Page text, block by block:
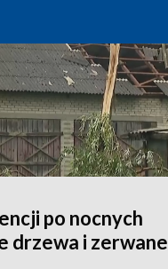
po nocnych
drzewa i zerwane